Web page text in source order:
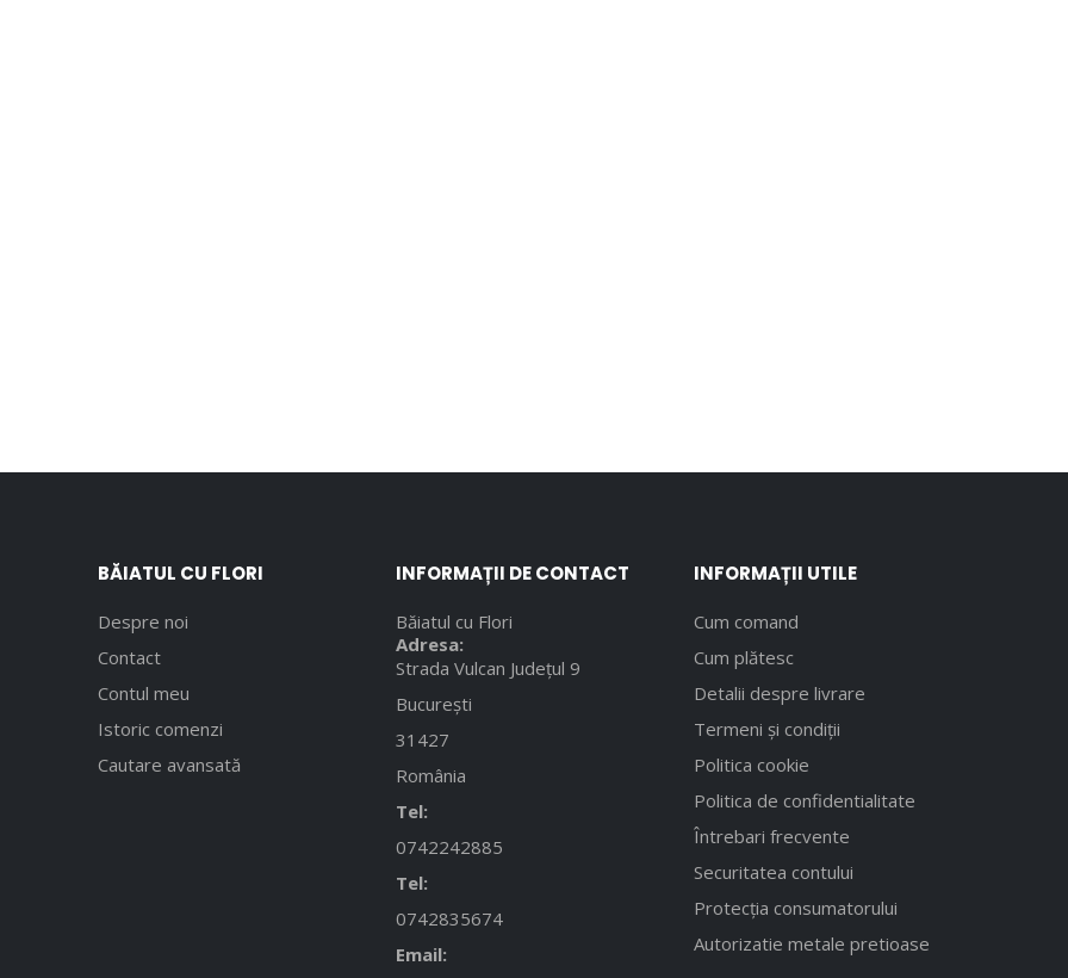
BĂIATUL CU FLORI
Despre noi
Contact
Contul meu
Istoric comenzi
Cautare avansată
INFORMAȚII DE CONTACT
Băiatul cu Flori
Adresa:
Strada Vulcan Județul 9
București
31427
România
Tel:
0742242885
Tel:
0742835674
Email:
INFORMAȚII UTILE
Cum comand
Cum plătesc
Detalii despre livrare
Termeni și condiții
Politica cookie
Politica de confidentialitate
Întrebari frecvente
Securitatea contului
Protecția consumatorului
Autorizatie metale pretioase